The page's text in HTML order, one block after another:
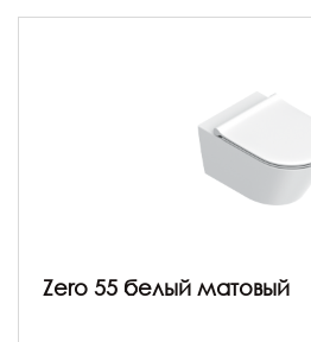
Zero 55 белый матовый